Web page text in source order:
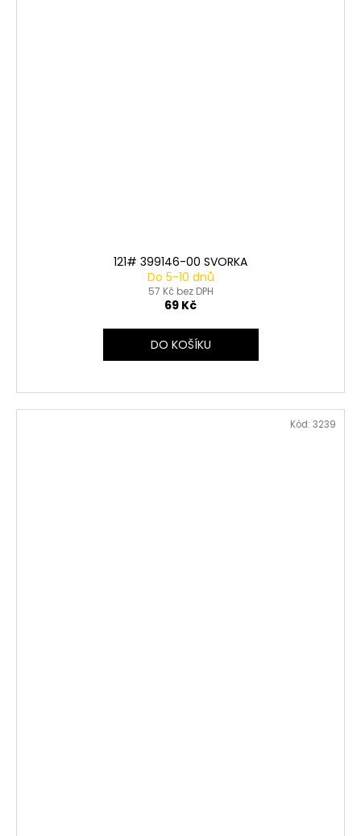
121# 399146-00 SVORKA
Do 5-10 dnů
57 Kč bez DPH
69 Kč
DO KOŠÍKU
Kód: 3239